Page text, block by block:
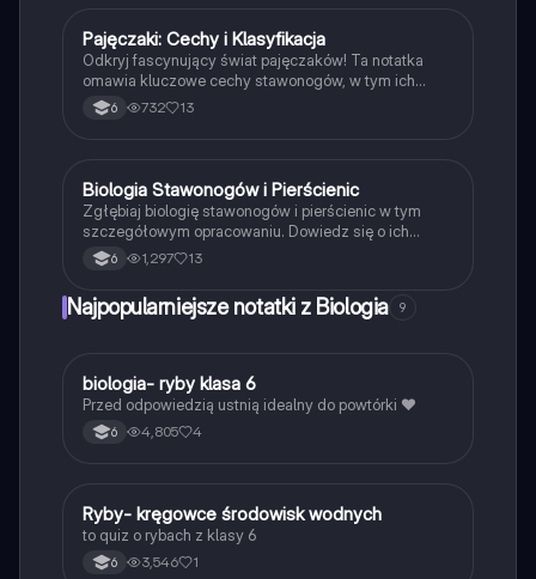
Biologia
Pajęczaki: Cechy i Klasyfikacja
Odkryj fascynujący świat pajęczaków! Ta notatka
omawia kluczowe cechy stawonogów, w tym ich
cztery pary odnóży oraz adaptacje do środowiska.
Idealna dla uczniów klasy 6, zawiera istotne
6 732 13
Biologia
Biologia Stawonogów i Pierścienic
Zgłębiaj biologię stawonogów i pierścienic w tym
szczegółowym opracowaniu. Dowiedz się o ich
budowie, cechach charakterystycznych, sposobach
poruszania się oraz metodach wymiany gazowej.
Obejmuje informacje o skorupiakach, owadach,
pajęczakach oraz pierścienicach, ich środowisku
6 1,297 13
Najpopularniejsze notatki z Biologia 9
BBiologia
biologia- ryby klasa 6
Przed odpowiedzią ustnią idealny do powtórki ❤️
6 4,805 4
RBiologia
Ryby- kręgowce środowisk wodnych
to quiz o rybach z klasy 6
6 3,546 1